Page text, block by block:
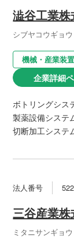
澁谷工業
シブヤコウギョウ
機械・産業装
企業詳細
ボトリングシス
製薬設備システ
切断加工システ
法人番号
三谷産業
ミタニサンギョウ